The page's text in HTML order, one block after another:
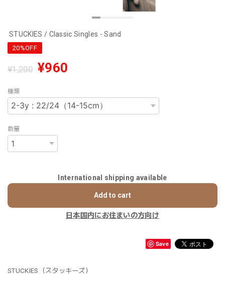
STUCKIES / Classic Singles - Sand
20%OFF
¥1,200 ¥960
種類
数量
International shipping available
Add to cart
日本国内にお住まいの方向け
Save
STUCKIES（スタッキーズ）